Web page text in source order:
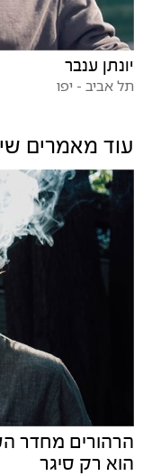
יונתן ענבר
תל אביב - יפו
עוד מאמרים
הרהורים מחדר
הוא רק סיגר